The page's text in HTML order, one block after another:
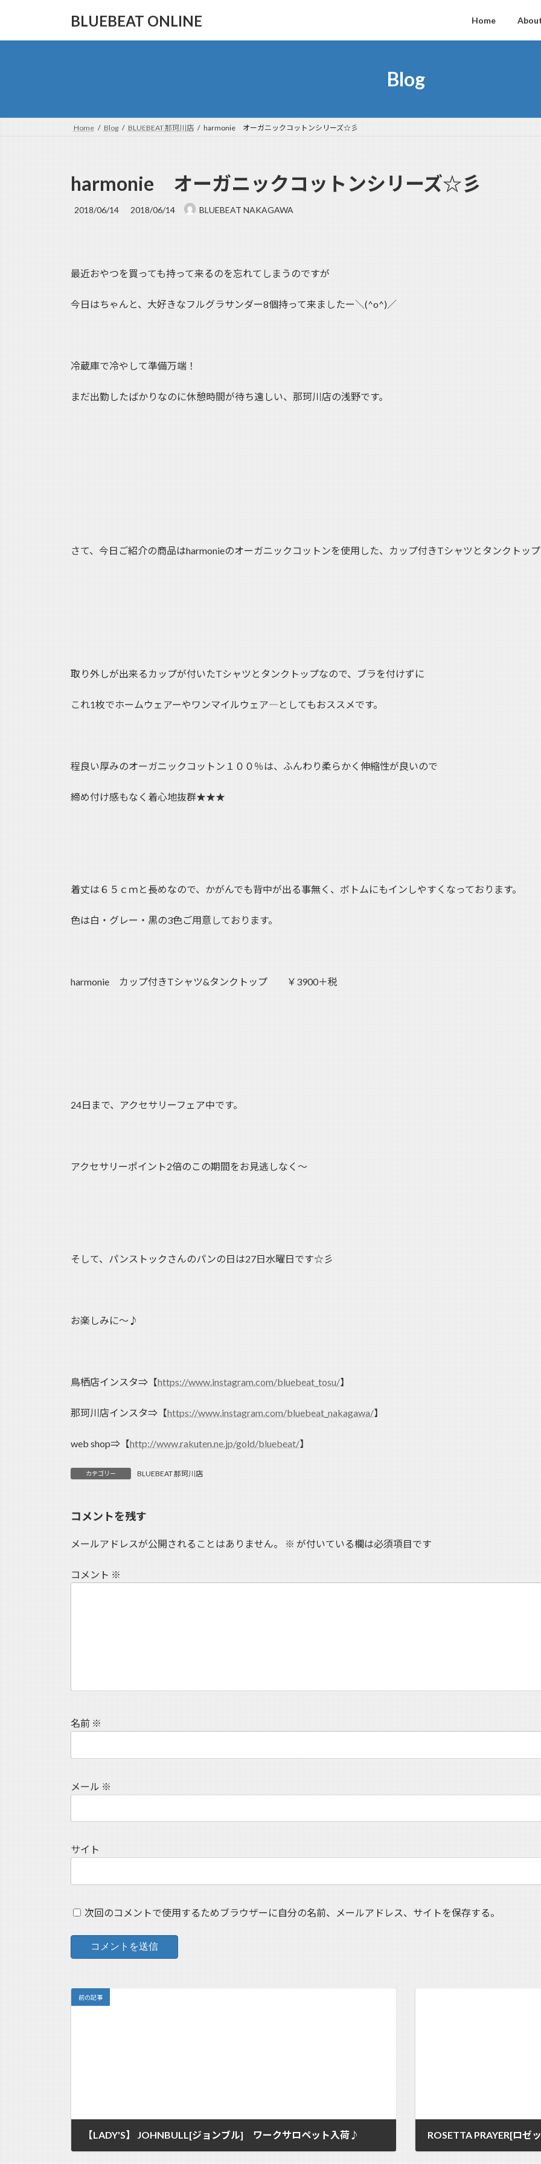
ッ
プ
移
動
BLUEBEAT ONLINE Home
Blog
Home Blog BLUEBEAT 那珂川店 harmonie オーガニックコットンシリーズ☆彡
harmonie オーガニックコットンシリーズ☆彡
2018/06/14
最
終
更
新
日
時
:
2018/06/14 BLUEBEAT NAKAGAWA
最近おやつを買っても持って来るのを忘れてしまうのですが
今日はちゃんと、大好きなフルグラサンダー8個持って来ましたー＼(^o^)／
冷蔵庫で冷やして準備万端！
まだ出勤したばかりなのに休憩時間が待ち遠しい、那珂川店の浅野です。
さて、今日ご紹介の商品はharmonieのオーガニックコットンを使用した、カップ付きTシャツとタンクトッ
取り外しが出来るカップが付いたTシャツとタンクトップなので、ブラを付けずに
これ1枚でホームウェアーやワンマイルウェア―としてもおススメです。
程良い厚みのオーガニックコットン１００％は、ふんわり柔らかく伸縮性が良いので
締め付け感もなく着心地抜群★★★
着丈は６５ｃｍと長めなので、かがんでも背中が出る事無く、ボトムにもインしやすくなっております。
色は白・グレー・黒の3色ご用意しております。
harmonie カップ付きTシャツ&タンクトップ ￥3900＋税
24日まで、アクセサリーフェア中です。
アクセサリーポイント2倍のこの期間をお見逃しなく～
そして、パンストックさんのパンの日は27日水曜日です☆彡
お楽しみに～♪
鳥栖店インスタ⇒【https://www.instagram.com/bluebeat_tosu/】
那珂川店インスタ⇒【https://www.instagram.com/bluebeat_nakagawa/】
web shop⇒【http://www.rakuten.ne.jp/gold/bluebeat/】
カテゴリー BLUEBEAT 那珂川店
コメントを残す
メールアドレスが公開されることはありません。※が付いている欄は必須項目です
コメント※
名前※
メール※
サイト
次回のコメントで使用するためブラウザーに自分の名前、メールアドレス、サイトを保存する。
前の記事
【LADY'S】 JOHNBULL[ジョンブル] ワークサロペット入荷♪
2018/06/14
ROSETTA PRAYER[ロ
2018/06/15